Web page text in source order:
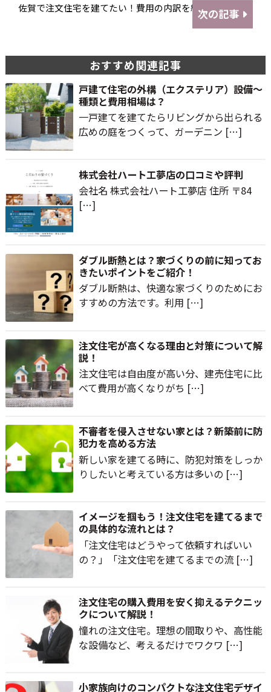
次の記事
佐賀で注文住宅を建てたい！費用の内訳を紹介
おすすめ関連記事
戸建て住宅の外構（エクステリア）設備～
種類と費用相場は？
一戸建てを建てたらリビングから出られる
広めの庭をつくって、ガーデニン […]
株式会社ハート工夢店の口コミや評判
会社名 株式会社ハート工夢店 住所 〒84
[…]
ダブル断熱とは？家づくりの前に知ってお
きたいポイントをご紹介！
ダブル断熱は、快適な家づくりのためにお
すすめの方法です。利用 […]
注文住宅が高くなる理由と対策について解
説！
注文住宅は自由度が高い分、建売住宅に比
べて費用が高くなりがち […]
不審者を侵入させない家とは？新築前に防
犯力を高める方法
新しい家を建てる時に、防犯対策をしっか
りしたいと考えている方は多いの […]
イメージを掴もう！注文住宅を建てるまで
の具体的な流れとは？
「注文住宅はどうやって依頼すればいい
の？」「注文住宅を建てるまでの流 […]
注文住宅の購入費用を安く抑えるテクニッ
クについて解説！
憧れの注文住宅。理想の間取りや、高性能
な設備など、考えるだけでワクワ […]
小家族向けのコンパクトな注文住宅デザイ